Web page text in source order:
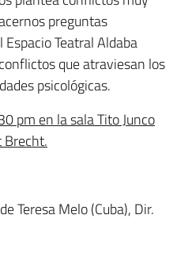
preguntas
Teatral Aldaba
que atraviesan los
psicológicas.
pm en la sala Tito Junco
Brecht.
Teresa Melo (Cuba), Dir.